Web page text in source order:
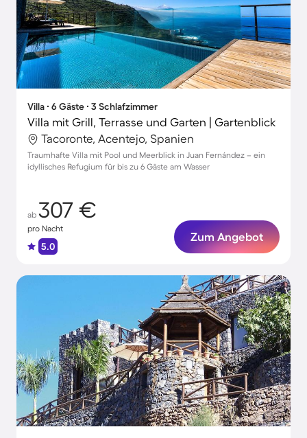
Villa ∙ 6 Gäste ∙ 3 Schlafzimmer
Villa mit Grill, Terrasse und Garten | Gartenblick
Tacoronte, Acentejo, Spanien
Traumhafte Villa mit Pool und Meerblick in Juan Fernández – ein
idyllisches Refugium für bis zu 6 Gäste am Wasser
ab 307 €
pro Nacht
5.0
Zum Angebot